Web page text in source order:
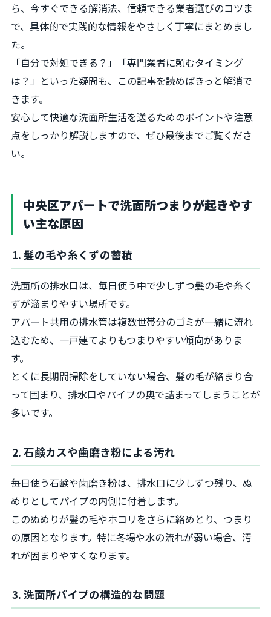
ら、今すぐできる解消法、信頼できる業者選びのコツま
で、具体的で実践的な情報をやさしく丁寧にまとめまし
た。
「自分で対処できる？」「専門業者に頼むタイミング
は？」といった疑問も、この記事を読めばきっと解消で
きます。
安心して快適な洗面所生活を送るためのポイントや注意
点をしっかり解説しますので、ぜひ最後までご覧くださ
い。
中央区アパートで洗面所つまりが起きやす
い主な原因
1. 髪の毛や糸くずの蓄積
洗面所の排水口は、毎日使う中で少しずつ髪の毛や糸く
ずが溜まりやすい場所です。
アパート共用の排水管は複数世帯分のゴミが一緒に流れ
込むため、一戸建てよりもつまりやすい傾向がありま
す。
とくに長期間掃除をしていない場合、髪の毛が絡まり合
って固まり、排水口やパイプの奥で詰まってしまうことが
多いです。
2. 石鹸カスや歯磨き粉による汚れ
毎日使う石鹸や歯磨き粉は、排水口に少しずつ残り、ぬ
めりとしてパイプの内側に付着します。
このぬめりが髪の毛やホコリをさらに絡めとり、つまり
の原因となります。特に冬場や水の流れが弱い場合、汚
れが固まりやすくなります。
3. 洗面所パイプの構造的な問題